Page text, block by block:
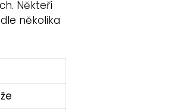
Někteří
několika